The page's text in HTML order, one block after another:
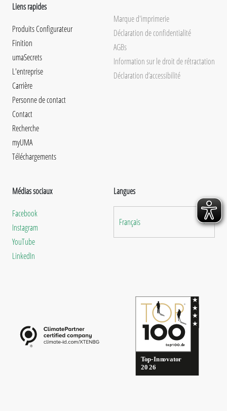
Liens rapides
Produits Configurateur
Finition
umaSecrets
L'entreprise
Carrière
Personne de contact
Contact
Recherche
myUMA
Téléchargements
Marque d'imprimerie
Déclaration de confidentialité
AGBs
Information sur le droit de rétractation
Déclaration d’accessibilité
Médias sociaux
Facebook
Instagram
YouTube
LinkedIn
Langues
Français